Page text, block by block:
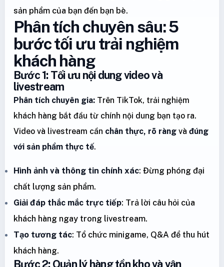
sản phẩm của bạn đến bạn bè.
Phân tích chuyên sâu: 5
bước tối ưu trải nghiệm
khách hàng
Bước 1: Tối ưu nội dung video và
livestream
Phân tích chuyên gia: Trên TikTok, trải nghiệm
khách hàng bắt đầu từ chính nội dung bạn tạo ra.
Video và livestream cần chân thực, rõ ràng và đúng
với sản phẩm thực tế.
Hình ảnh và thông tin chính xác: Đừng phóng đại
chất lượng sản phẩm.
Giải đáp thắc mắc trực tiếp: Trả lời câu hỏi của
khách hàng ngay trong livestream.
Tạo tương tác: Tổ chức minigame, Q&A để thu hút
khách hàng.
Bước 2: Quản lý hàng tồn kho và vận